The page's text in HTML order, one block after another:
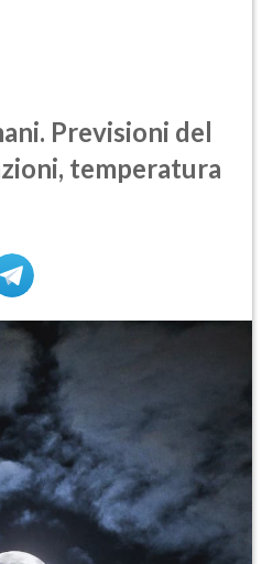
Previsioni del
temperatura